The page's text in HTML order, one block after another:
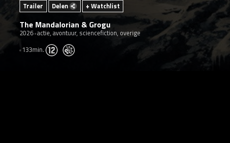
Trailer Delen + Watchlist
The Mandalorian & Grogu
2026 actie, avontuur, sciencefiction, overige
133min.